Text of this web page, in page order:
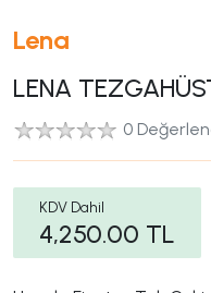
Lena
LENA
0
KDV Dahil
4,250.00 TL